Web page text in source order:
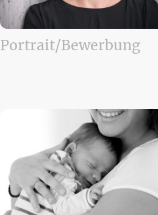
Portrait/Bewerbung